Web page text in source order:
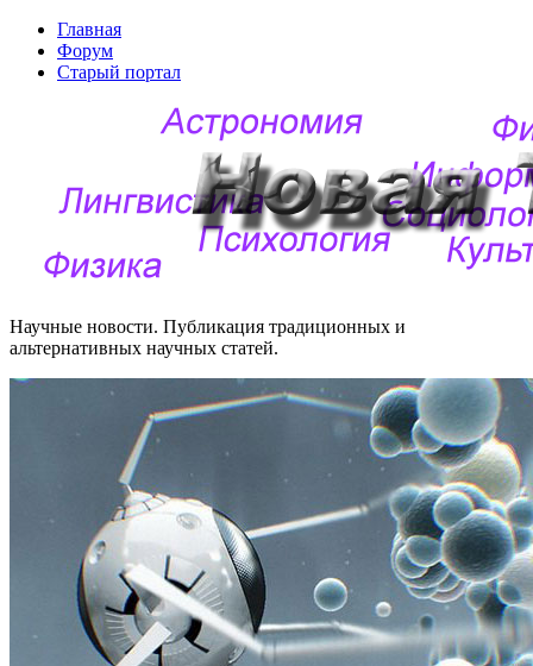
Главная
Форум
Старый портал
Научные новости. Публикация традиционных и
альтернативных научных статей.